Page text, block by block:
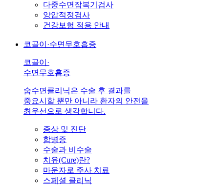
다중수면잠복기검사
양압적정검사
건강보험 적용 안내
코골이·수면무호흡증
코골이·
수면무호흡증
숨수면클리닉은 수술 후 결과를
중요시할 뿐만 아니라 환자의 안전을
최우선으로 생각합니다.
증상 및 진단
합병증
수술과 비수술
치유(Cure)란?
마운자로 주사 치료
스페셜 클리닉